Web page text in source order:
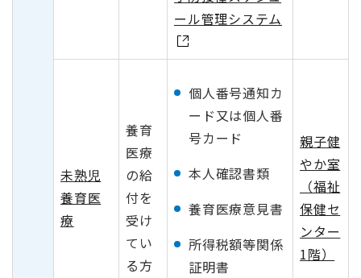
ール管理システム
未熟児
養育医
療
養育
医療
の給
付を
受け
てい
る方
個人番号通知カ
ード又は個人番
号カード
本人確認書類
養育医療意見書
所得税額等関係
証明書
親子健
やか室
（福祉
保健セ
ンター
1階）